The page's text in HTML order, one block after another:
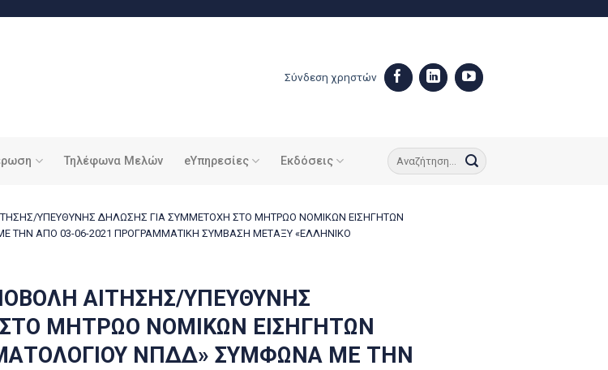
Σύνδεση χρηστών
Τηλέφωνα Μελών eΥπηρεσίες Εκδόσεις
ΥΠΕΥΘΥΝΗΣ ΔΗΛΩΣΗΣ ΓΙΑ ΣΥΜΜΕΤΟΧΗ ΣΤΟ ΜΗΤΡΩΟ ΝΟΜΙΚΩΝ ΕΙΣΗΓΗΤΩΝ
ΑΠΟ 03-06-2021 ΠΡΟΓΡΑΜΜΑΤΙΚΗ ΣΥΜΒΑΣΗ ΜΕΤΑΞΥ «ΕΛΛΗΝΙΚΟ
ΑΙΤΗΣΗΣ/ΥΠΕΥΘΥΝΗΣ
ΜΗΤΡΩΟ ΝΟΜΙΚΩΝ ΕΙΣΗΓΗΤΩΝ
ΝΠΔΔ» ΣΥΜΦΩΝΑ ΜΕ ΤΗΝ